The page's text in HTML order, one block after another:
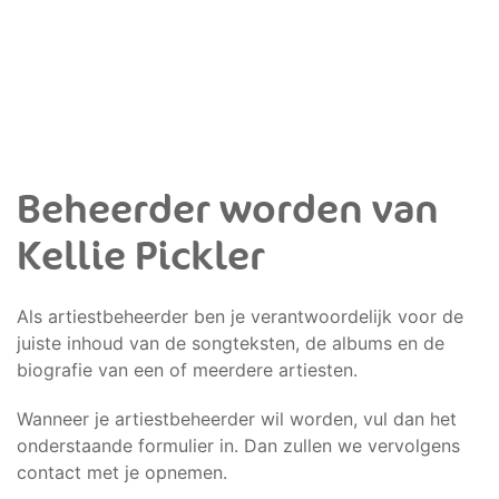
Beheerder worden van
Kellie Pickler
Als artiestbeheerder ben je verantwoordelijk voor de
juiste inhoud van de songteksten, de albums en de
biografie van een of meerdere artiesten.
Wanneer je artiestbeheerder wil worden, vul dan het
onderstaande formulier in. Dan zullen we vervolgens
contact met je opnemen.